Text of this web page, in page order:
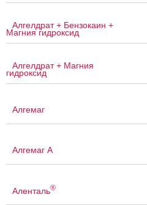
Алгелдрат + Бензокаин +
Магния гидроксид
Алгелдрат + Магния
гидроксид
Алгемаг
Алгемаг А
Аленталь®